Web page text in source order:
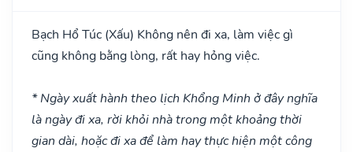
Bạch Hổ Túc (Xấu) Không nên đi xa, làm việc gì
cũng không bằng lòng, rất hay hỏng việc.
* Ngày xuất hành theo lịch Khổng Minh ở đây nghĩa
là ngày đi xa, rời khỏi nhà trong một khoảng thời
gian dài, hoặc đi xa để làm hay thực hiện một công